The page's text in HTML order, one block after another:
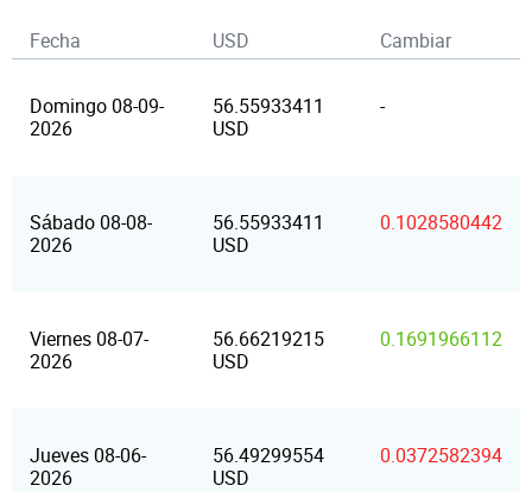
Fecha USD Cambiar
Domingo 08-09-
2026
56.55933411
USD
-
Sábado 08-08-
2026
56.55933411
USD
0.1028580442
Viernes 08-07-
2026
56.66219215
USD
0.1691966112
Jueves 08-06-
2026
56.49299554
USD
0.0372582394